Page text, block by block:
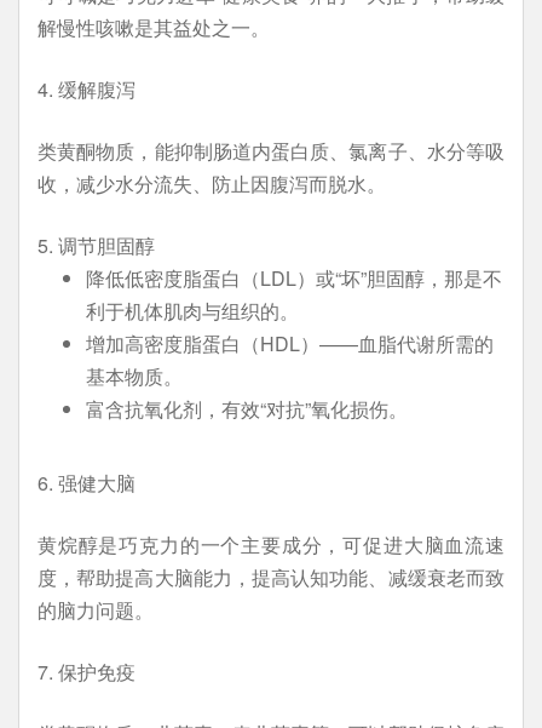
解慢性咳嗽是其益处之一。
4. 缓解腹泻
类黄酮物质，能抑制肠道内蛋白质、氯离子、水分等吸
收，减少水分流失、防止因腹泻而脱水。
5. 调节胆固醇
降低低密度脂蛋白（LDL）或“坏”胆固醇，那是不
利于机体肌肉与组织的。
增加高密度脂蛋白（HDL）——血脂代谢所需的
基本物质。
富含抗氧化剂，有效“对抗”氧化损伤。
6. 强健大脑
黄烷醇是巧克力的一个主要成分，可促进大脑血流速
度，帮助提高大脑能力，提高认知功能、减缓衰老而致
的脑力问题。
7. 保护免疫